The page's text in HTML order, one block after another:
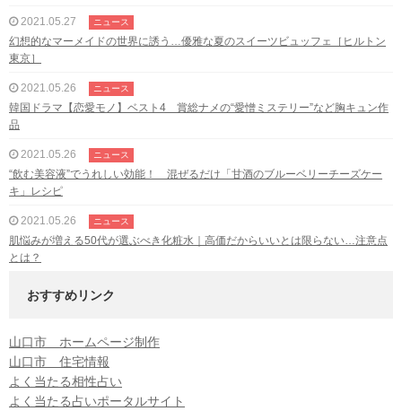
2021.05.27 ニュース
幻想的なマーメイドの世界に誘う…優雅な夏のスイーツビュッフェ［ヒルトン
東京］
2021.05.26 ニュース
韓国ドラマ【恋愛モノ】ベスト4 賞総ナメの“愛憎ミステリー”など胸キュン作
品
2021.05.26 ニュース
“飲む美容液”でうれしい効能！ 混ぜるだけ「甘酒のブルーベリーチーズケー
キ」レシピ
2021.05.26 ニュース
肌悩みが増える50代が選ぶべき化粧水｜高価だからいいとは限らない…注意点
とは？
おすすめリンク
山口市 ホームページ制作
山口市 住宅情報
よく当たる相性占い
よく当たる占いポータルサイト